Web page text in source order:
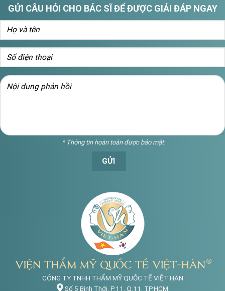
GỬI CÂU HỎI CHO BÁC SĨ ĐỂ ĐƯỢC GIẢI ĐÁP NGAY
* Thông tin hoàn toàn được bảo mật
CÔNG TY TNHH THẨM MỸ QUỐC TẾ VIỆT HÀN
Số 5 Bình Thới, P.11, Q.11, TP.HCM